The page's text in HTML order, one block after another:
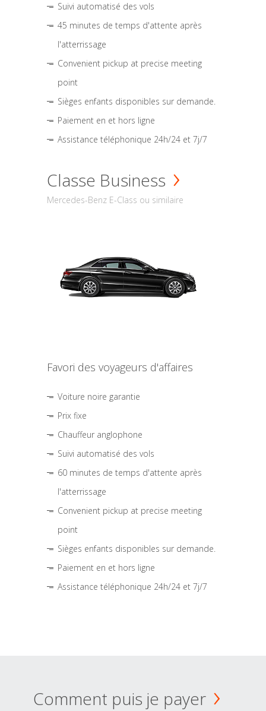
Suivi automatisé des vols
45 minutes de temps d'attente après
l'atterrissage
Convenient pickup at precise meeting
point
Sièges enfants disponibles sur demande.
Paiement en et hors ligne
Assistance téléphonique 24h/24 et 7j/7
Classe Business
Mercedes-Benz E-Class ou similaire
Favori des voyageurs d'affaires
Voiture noire garantie
Prix fixe
Chauffeur anglophone
Suivi automatisé des vols
60 minutes de temps d'attente après
l'atterrissage
Convenient pickup at precise meeting
point
Sièges enfants disponibles sur demande.
Paiement en et hors ligne
Assistance téléphonique 24h/24 et 7j/7
Comment puis je payer